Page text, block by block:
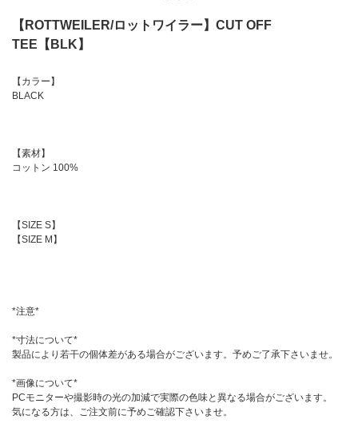
【ROTTWEILER/ロットワイラー】CUT OFF
TEE【BLK】
【カラー】
BLACK
【素材】
コットン 100%
【SIZE S】
【SIZE M】
*注意*
*寸法について*
製品により若干の個体差がある場合がございます。予めご了承下さいませ。
*画像について*
PCモニターや撮影時の光の加減で実際の色味と異なる場合がございます。
気になる方は、ご注文前に予めご確認下さいませ。